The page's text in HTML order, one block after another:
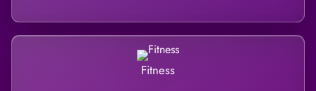
Fitness